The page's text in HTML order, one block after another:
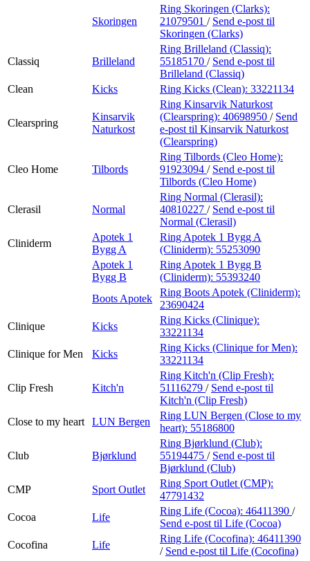
Skoringen
Ring Skoringen (Clarks):
21079501 / Send e-post til
Skoringen (Clarks)
Classiq Brilleland
Ring Brilleland (Classiq):
55185170 / Send e-post til
Brilleland (Classiq)
Clean
Kicks Ring Kicks (Clean): 33221134
Clearspring
Kinsarvik
Naturkost
Ring Kinsarvik Naturkost
(Clearspring): 40698950 / Send
e-post til Kinsarvik Naturkost
(Clearspring)
Cleo Home Tilbords
Ring Tilbords (Cleo Home):
91923094 / Send e-post til
Tilbords (Cleo Home)
Clerasil Normal
Ring Normal (Clerasil):
40810227 / Send e-post til
Normal (Clerasil)
Cliniderm
Apotek 1
Bygg A
Ring Apotek 1 Bygg A
(Cliniderm): 55253090
Apotek 1
Bygg B
Ring Apotek 1 Bygg B
(Cliniderm): 55393240
Boots Apotek
Ring Boots Apotek (Cliniderm):
23690424
Clinique
Kicks
Ring Kicks (Clinique):
33221134
Clinique for Men
Kicks
Ring Kicks (Clinique for Men):
33221134
Clip Fresh Kitch'n
Ring Kitch'n (Clip Fresh):
51116279 / Send e-post til
Kitch'n (Clip Fresh)
Close to my heart
LUN Bergen
Ring LUN Bergen (Close to my
heart): 55186800
Club Bjørklund
Ring Bjørklund (Club):
55194475 / Send e-post til
Bjørklund (Club)
CMP
Sport Outlet
Ring Sport Outlet (CMP):
47791432
Cocoa
Life
Ring Life (Cocoa): 46411390 /
Send e-post til Life (Cocoa)
Cocofina
Life
Ring Life (Cocofina): 46411390
/ Send e-post til Life (Cocofina)